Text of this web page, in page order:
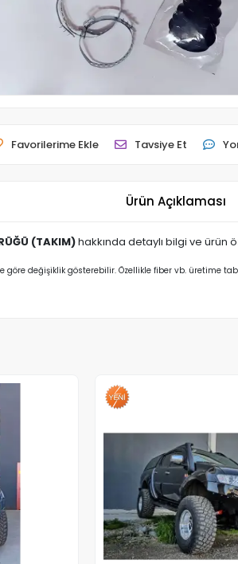
Favorilerime Ekle Tavsiye Et
Ürün Açıklaması
(TAKIM)hakkında detaylı bilgi ve ürün
değişiklik gösterebilir. Özellikle fiber vb. üretime